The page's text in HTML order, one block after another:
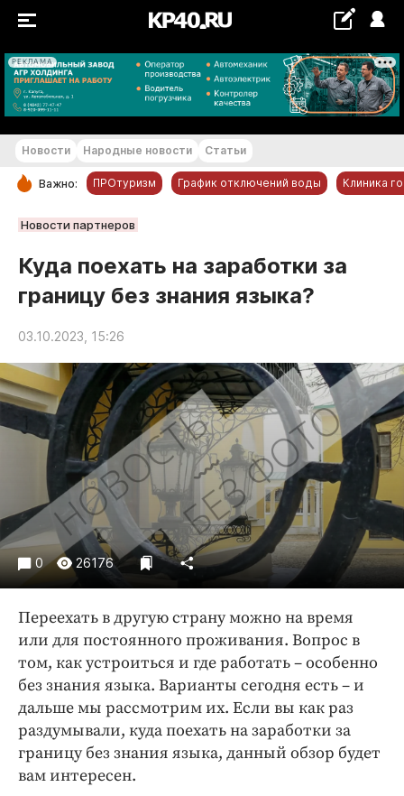
РЕКЛАМА
+28...+29 °С
РУБРИКИ
Новости компаний
Статьи
Народные новости
Авто и транспорт
Благоустройство
Криминал
Культура
Недвижимость и ЖКХ
Образование
Общество
Погода
Праздники
Спорт
Экономика и бизнес
ПРОЕКТЫ
Блоги
Издания
Медиаперсона
Новости Народные новости Статьи
Важно: ПРОтуризм График отключений воды Клиника
Новости партнеров
Куда поехать на заработки за
границу без знания языка?
03.10.2023, 15:26
0 26176
Переехать в другую страну можно на время
или для постоянного проживания. Вопрос в
том, как устроиться и где работать – особенно
без знания языка. Варианты сегодня есть – и
дальше мы рассмотрим их. Если вы как раз
раздумывали, куда поехать на заработки за
границу без знания языка, данный обзор будет
вам интересен.